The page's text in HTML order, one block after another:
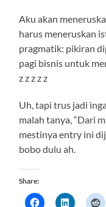
Aku akan
harus meneruskan
pragmatik: pikiran
pagi bisnis untuk
z z z z z
Uh, tapi trus jadi
malah tanya, “Dari
mestinya entry ini
bobo dulu ah.
Share: